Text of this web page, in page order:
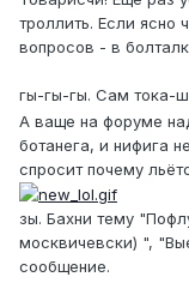
троллить. Если ясно
вопросов - в
гы-гы-гы. Сам тока-
А ваще на форуме
ботанега, и нифига
спросит почему
зы. Бахни тему
москвичевски) ",
сообщение.